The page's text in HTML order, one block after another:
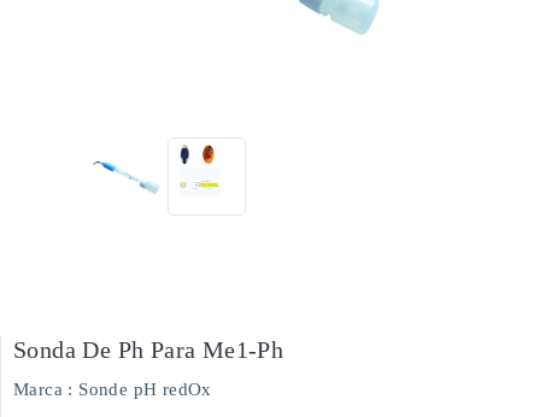
Sonda De Ph Para Me1-Ph
Marca : Sonde pH redOx